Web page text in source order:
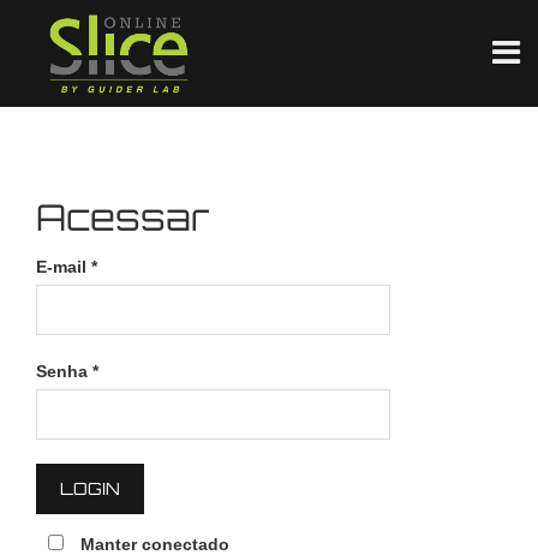
Acessar
E-mail *
Senha *
Manter conectado